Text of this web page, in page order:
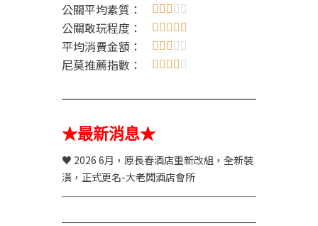
公關平均素質：     
公關敢玩程度：     
平均消費金額：     
尼莫推薦指數：     
★最新消息★
♥ 2026 6月，原長春酒店重新改組，全新裝
潢，正式更名-大老闆酒店會所